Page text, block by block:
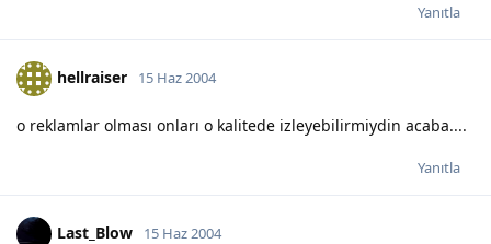
Yanıtla
hellraiser 15 Haz 2004
o reklamlar olması onları o kalitede izleyebilirmiydin acaba....
Yanıtla
Last_Blow 15 Haz 2004